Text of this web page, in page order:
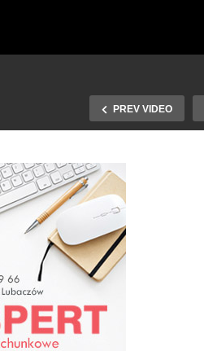
PREV VIDEO
Akcja poboru krwi w
Cieszanowie